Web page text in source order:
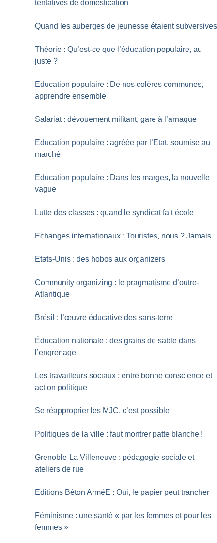
tentatives de domestication
Quand les auberges de jeunesse étaient subversives
Théorie : Qu’est-ce que l’éducation populaire, au
juste ?
Education populaire : De nos colères communes,
apprendre ensemble
Salariat : dévouement militant, gare à l’arnaque
Education populaire : agréée par l’Etat, soumise au
marché
Education populaire : Dans les marges, la nouvelle
vague
Lutte des classes : quand le syndicat fait école
Echanges internationaux : Touristes, nous ? Jamais
États-Unis : des hobos aux organizers
Community organizing : le pragmatisme d’outre-
Atlantique
Brésil : l’œuvre éducative des sans-terre
Éducation nationale : des grains de sable dans
l’engrenage
Les travailleurs sociaux : entre bonne conscience et
action politique
Se réapproprier les MJC, c’est possible
Politiques de la ville : faut montrer patte blanche !
Grenoble-La Villeneuve : pédagogie sociale et
ateliers de rue
Editions Béton ArméE : Oui, le papier peut trancher
Féminisme : une santé « par les femmes et pour les
femmes »